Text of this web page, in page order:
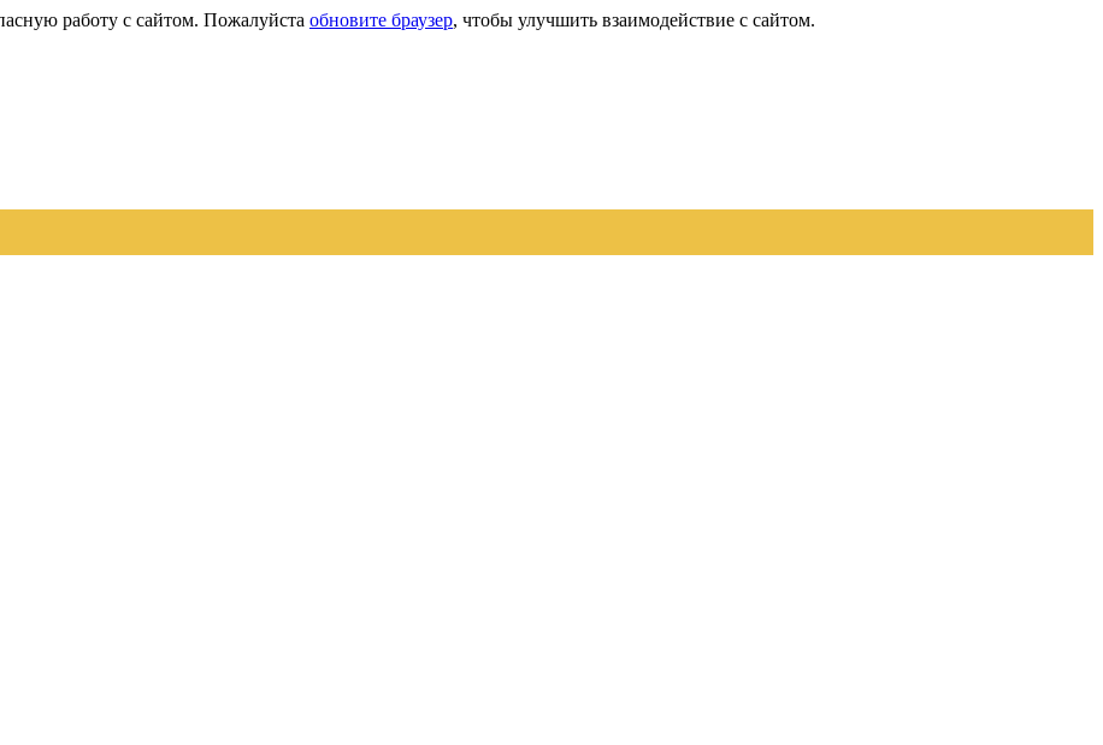
работу с сайтом. Пожалуйста обновите браузер, чтобы улучшить взаимодействие с сайтом.